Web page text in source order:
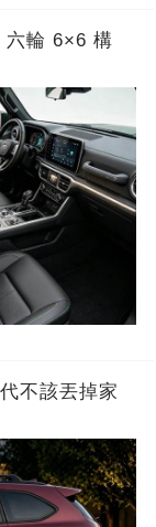
六輪 6×6 構
不該丟掉家